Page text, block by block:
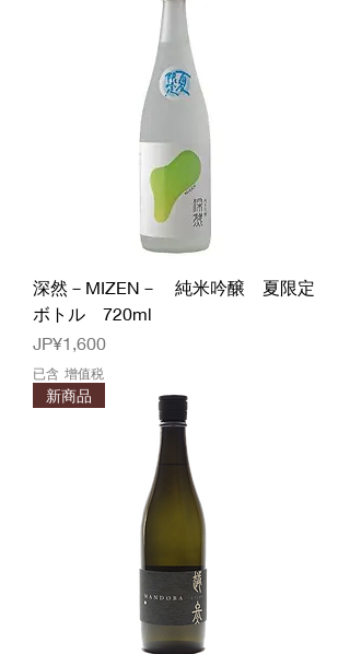
深然－MIZEN－ 純米吟醸 夏限定
ボトル 720ml
價格
JP¥1,600
已含 增值税
新商品